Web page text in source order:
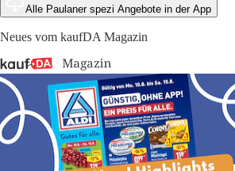
Alle Paulaner spezi Angebote in der App
Neues vom kaufDA Magazin